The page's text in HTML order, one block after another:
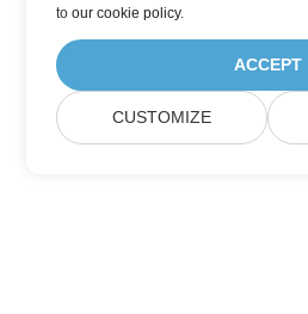
toour cookie policy.
ACCEPT
CUSTOMIZE